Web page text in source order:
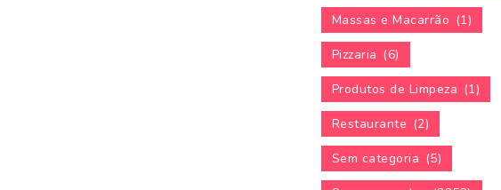
Massas e Macarrão (1)
Pizzaria (6)
Produtos de Limpeza (1)
Restaurante (2)
Sem categoria (5)